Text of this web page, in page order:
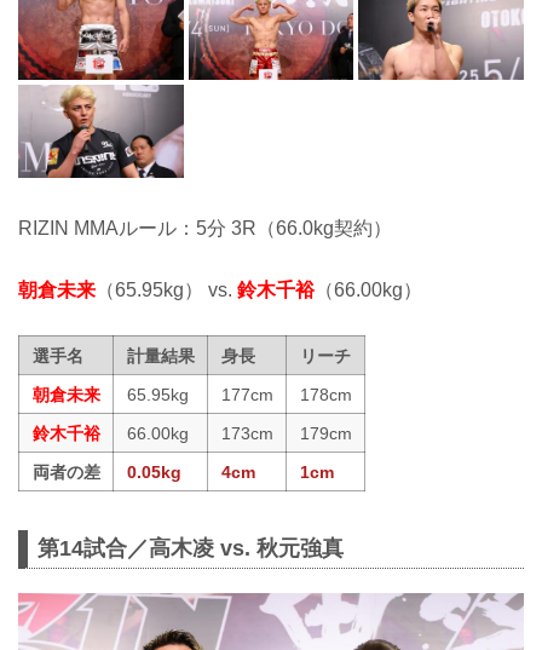
RIZIN MMAルール：5分 3R（66.0kg契約）
朝倉未来 （65.95kg） vs. 鈴木千裕（66.00kg）
選手名 計量結果 身長
リーチ
朝倉未来
65.95kg 177cm
178cm
鈴木千裕
66.00kg 173cm
179cm
両者の差
0.05kg 4cm 1cm
第14試合／高木凌 vs. 秋元強真